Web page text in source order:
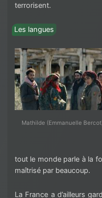
terrorisent.
Les langues
Mathilde (Emmanuelle
tout le monde parle à la
maîtrisé par beaucoup.
La France a d’ailleurs